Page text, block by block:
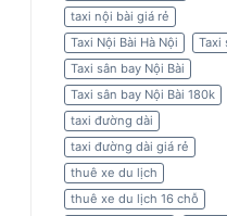
taxi nội bài giá rẻ
Taxi Nội Bài Hà Nội
Taxi
Taxi sân bay Nội Bài
Taxi sân bay Nội Bài 180k
taxi đường dài
taxi đường dài giá rẻ
thuê xe du lịch
thuê xe du lịch 16 chỗ